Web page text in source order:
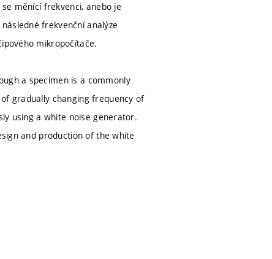
měnící frekvenci, anebo je
frekvenční analýze
mikropočítače.
a specimen is a commonly
gradually changing frequency of
using a white noise generator.
and production of the white